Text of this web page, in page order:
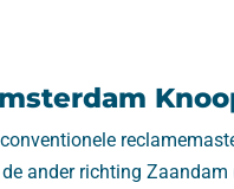
ander richting